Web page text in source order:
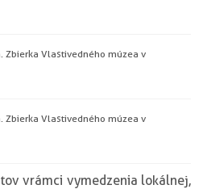
Zbierka Vlastivedného múzea v
Zbierka Vlastivedného múzea v
v rámci vymedzenia lokálnej,